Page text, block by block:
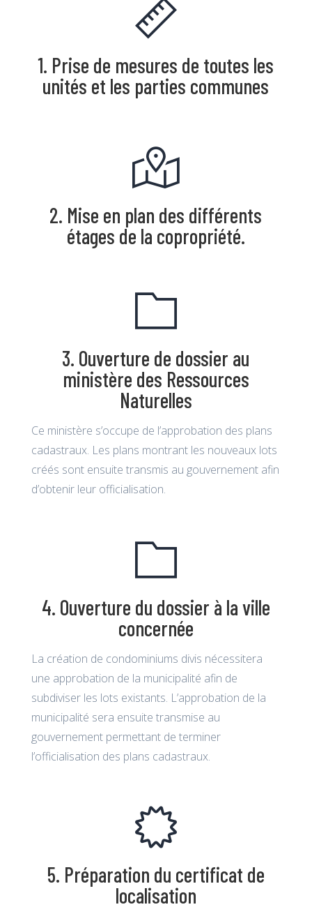
1. Prise de mesures de toutes les
unités et les parties communes
2. Mise en plan des différents
étages de la copropriété.
3. Ouverture de dossier au
ministère des Ressources
Naturelles
Ce ministère s’occupe de l’approbation des plans
cadastraux. Les plans montrant les nouveaux lots
créés sont ensuite transmis au gouvernement afin
d’obtenir leur officialisation.
4. Ouverture du dossier à la ville
concernée
La création de condominiums divis nécessitera
une approbation de la municipalité afin de
subdiviser les lots existants. L’approbation de la
municipalité sera ensuite transmise au
gouvernement permettant de terminer
l’officialisation des plans cadastraux.
5. Préparation du certificat de
localisation